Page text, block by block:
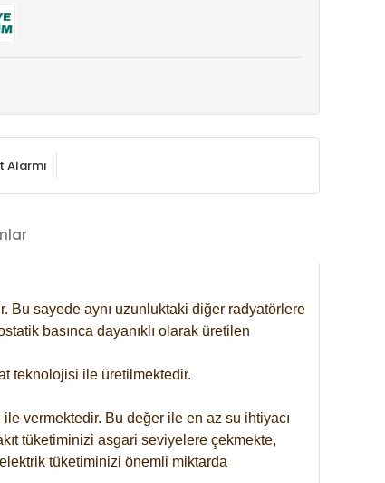
Alarmı
sayede aynı uzunluktaki diğer radyatörlere
basınca dayanıklı olarak üretilen
teknolojisi ile üretilmektedir.
ile vermektedir. Bu değer ile en az su ihtiyacı
tüketiminizi asgari seviyelere çekmekte,
elektrik tüketiminizi önemli miktarda